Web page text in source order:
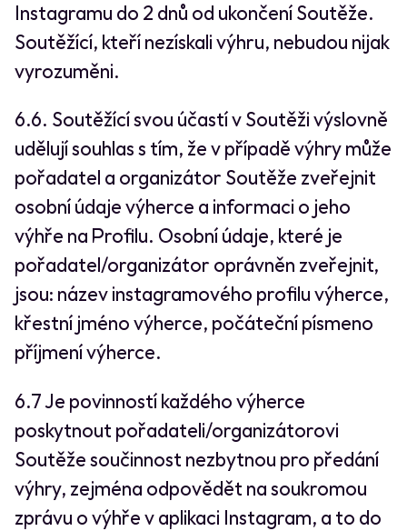
Instagramu do 2 dnů od ukončení Soutěže.
Soutěžící, kteří nezískali výhru, nebudou nijak
vyrozuměni.
6.6. Soutěžící svou účastí v Soutěži výslovně
udělují souhlas s tím, že v případě výhry může
pořadatel a organizátor Soutěže zveřejnit
osobní údaje výherce a informaci o jeho
výhře na Profilu. Osobní údaje, které je
pořadatel/organizátor oprávněn zveřejnit,
jsou: název instagramového profilu výherce,
křestní jméno výherce, počáteční písmeno
příjmení výherce.
6.7 Je povinností každého výherce
poskytnout pořadateli/organizátorovi
Soutěže součinnost nezbytnou pro předání
výhry, zejména odpovědět na soukromou
zprávu o výhře v aplikaci Instagram, a to do